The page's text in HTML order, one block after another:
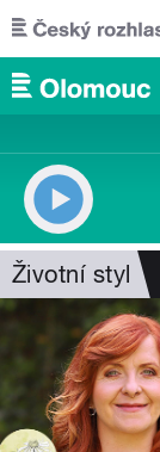
Přejít k hlavnímu
Životní styl